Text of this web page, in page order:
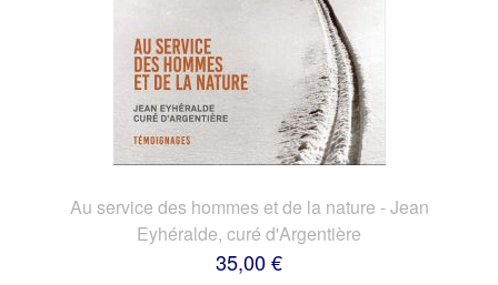
Au service des hommes et de la nature - Jean
Eyhéralde, curé d'Argentière
35,00 €